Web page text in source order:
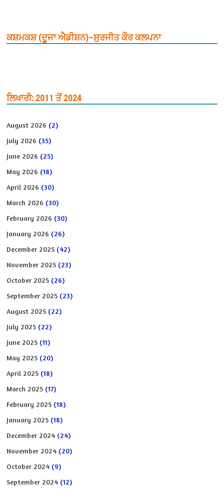
ਕਸ਼ਮਕਸ਼ (ਦੂਜਾ ਐਡੀਸ਼ਨ)–ਸੁਰਜੀਤ ਕੌਰ ਕਲਪਨਾ
ਲਿਖਾਰੀ: 2011 ਤੋਂ 2024
August 2026 (2)
July 2026 (35)
June 2026 (25)
May 2026 (18)
April 2026 (30)
March 2026 (30)
February 2026 (30)
January 2026 (26)
December 2025 (42)
November 2025 (23)
October 2025 (26)
September 2025 (23)
August 2025 (22)
July 2025 (22)
June 2025 (11)
May 2025 (20)
April 2025 (18)
March 2025 (17)
February 2025 (18)
January 2025 (18)
December 2024 (24)
November 2024 (20)
October 2024 (9)
September 2024 (12)